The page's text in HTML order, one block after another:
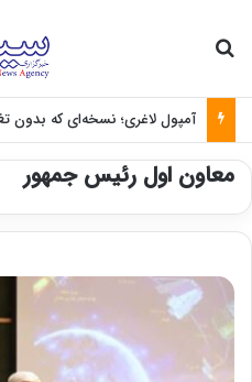
آمپول لاغری؛ نسخه‌ای که بدون
معاون اول رئیس جمهور